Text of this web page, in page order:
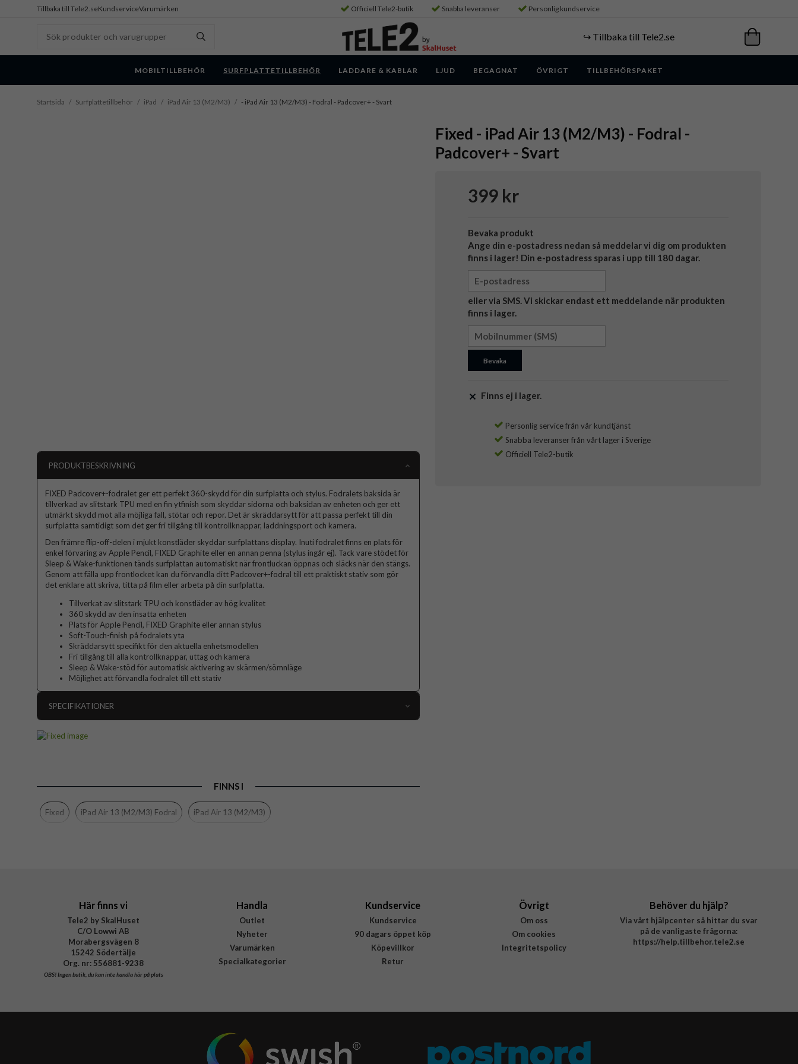
Tillbaka till Tele2.seKundserviceVarumärken Officiell Tele2-butik Snabba leveranser Personlig kundservice
↪️ Tillbaka till Tele2.se
MOBILTILLBEHÖR SURFPLATTETILLBEHÖR LADDARE & KABLAR LJUD BEGAGNAT ÖVRIGT TILLBEHÖRSPAKET
Startsida / Surfplattetillbehör / iPad / iPad Air 13 (M2/M3) / - iPad Air 13 (M2/M3) - Fodral - Padcover+ - Svart
Fixed - iPad Air 13 (M2/M3) - Fodral -
Padcover+ - Svart
399 kr
Bevaka produkt
Ange din e-postadress nedan så meddelar vi dig om produkten
finns i lager! Din e-postadress sparas i upp till 180 dagar.
eller via SMS. Vi skickar endast ett meddelande när produkten
finns i lager.
Bevaka
Finns ej i lager.
Personlig service från vår kundtjänst
Snabba leveranser från vårt lager i Sverige
Officiell Tele2-butik
PRODUKTBESKRIVNING
FIXED Padcover+-fodralet ger ett perfekt 360-skydd för din surfplatta och stylus. Fodralets baksida är
tillverkad av slitstark TPU med en fin ytfinish som skyddar sidorna och baksidan av enheten och ger ett
utmärkt skydd mot alla möjliga fall, stötar och repor. Det är skräddarsytt för att passa perfekt till din
surfplatta samtidigt som det ger fri tillgång till kontrollknappar, laddningsport och kamera.
Den främre flip-off-delen i mjukt konstläder skyddar surfplattans display. Inuti fodralet finns en plats för
enkel förvaring av Apple Pencil, FIXED Graphite eller en annan penna (stylus ingår ej). Tack vare stödet för
Sleep & Wake-funktionen tänds surfplattan automatiskt när frontluckan öppnas och släcks när den stängs.
Genom att fälla upp frontlocket kan du förvandla ditt Padcover+-fodral till ett praktiskt stativ som gör
det enklare att skriva, titta på film eller arbeta på din surfplatta.
Tillverkat av slitstark TPU och konstläder av hög kvalitet
360 skydd av den insatta enheten
Plats för Apple Pencil, FIXED Graphite eller annan stylus
Soft-Touch-finish på fodralets yta
Skräddarsytt specifikt för den aktuella enhetsmodellen
Fri tillgång till alla kontrollknappar, uttag och kamera
Sleep & Wake-stöd för automatisk aktivering av skärmen/sömnläge
Möjlighet att förvandla fodralet till ett stativ
SPECIFIKATIONER
Egenskaper
Pennhållare, Sov/Vakna funktion, Stativfunktion
Färg
FINNS I
Fixed iPad Air 13 (M2/M3) Fodral iPad Air 13 (M2/M3)
Här finns vi
Tele2 by SkalHuset
C/O Lowwi AB
Morabergsvägen 8
15242 Södertälje
Org. nr: 556881-9238
OBS!Ingen butik, du kan inte handla här på plats
Handla
Outlet
Nyheter
Varumärken
Specialkategorier
Kundservice
Kundservice
90 dagars öppet köp
Köpevillkor
Retur
Övrigt
Om oss
Om cookies
Integritetspolicy
Behöver du hjälp?
Via vårt hjälpcenter så hittar du svar
på de vanligaste frågorna:
https://help.tillbehor.tele2.se